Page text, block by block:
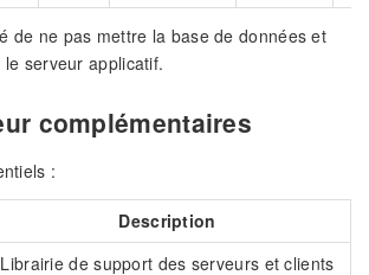
de ne pas mettre la base de données et
serveur applicatif.
complémentaires
:
Description
Librairie de support des serveurs et clients